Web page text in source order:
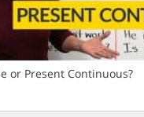
or Present Continuous?